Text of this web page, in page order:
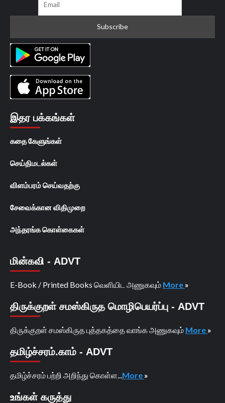
இதர பக்கங்கள்
கதை கேளுங்கள்
செய்திமடல்கள்
விளம்பரம் செய்வதற்கு
சேவைக்கான விதிமுறை
அந்தரங்க கொள்கைகள்
மின்கவி - ADVT
E-Book / Printed Books வெளியிட அணுகவும் More »
திருக்குறள் சமஸ்கிருத மொழிபெயர்ப்பு - ADVT
திருக்குறள் சமஸ்கிருத புத்தகத்தை வாங்க அணுகவும் More »
தமிழ்ச்சரம்.காம் - ADVT
தமிழ்ச்சரம் பற்றி அறிந்து கொள்ள... More »
உங்கள் கருத்து